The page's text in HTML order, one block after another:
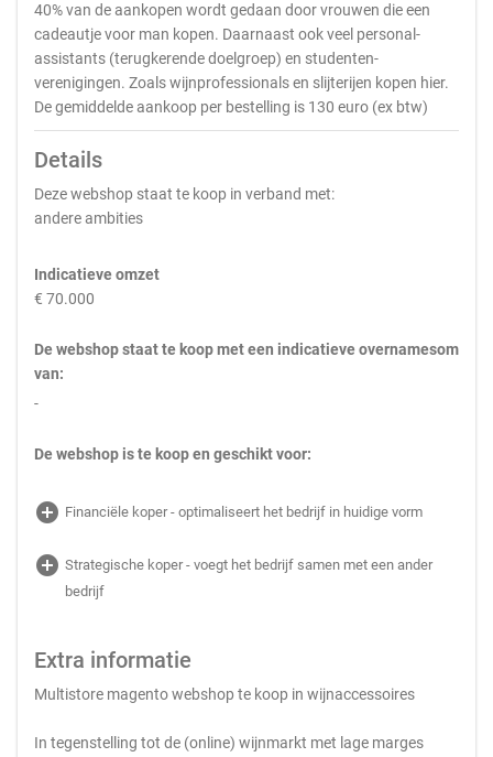
40% van de aankopen wordt gedaan door vrouwen die een
cadeautje voor man kopen. Daarnaast ook veel personal-
assistants (terugkerende doelgroep) en studenten-
verenigingen. Zoals wijnprofessionals en slijterijen kopen hier.
De gemiddelde aankoop per bestelling is 130 euro (ex btw)
Details
Deze webshop staat te koop in verband met:
andere ambities
Indicatieve omzet
€ 70.000
De webshop staat te koop met een indicatieve overnamesom
van:
-
De webshop is te koop en geschikt voor:
add_circle Financiële koper - optimaliseert het bedrijf in huidige vorm
add_circle Strategische koper - voegt het bedrijf samen met een ander
bedrijf
Extra informatie
Multistore magento webshop te koop in wijnaccessoires
In tegenstelling tot de (online) wijnmarkt met lage marges